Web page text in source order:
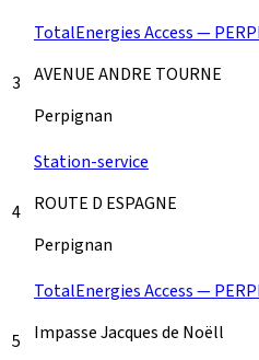
3
TotalEnergies Access —
AVENUE ANDRE TOURNE
Perpignan
4
Station-service
ROUTE D ESPAGNE
Perpignan
5
TotalEnergies Access —
Impasse Jacques de Noëll